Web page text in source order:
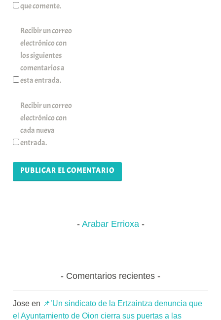
que comente.
Recibir un correo
electrónico con
los siguientes
comentarios a
esta entrada.
Recibir un correo
electrónico con
cada nueva
entrada.
Arabar Errioxa
Comentarios recientes
Jose en 📌’Un sindicato de la Ertzaintza denuncia que
el Ayuntamiento de Oion cierra sus puertas a las